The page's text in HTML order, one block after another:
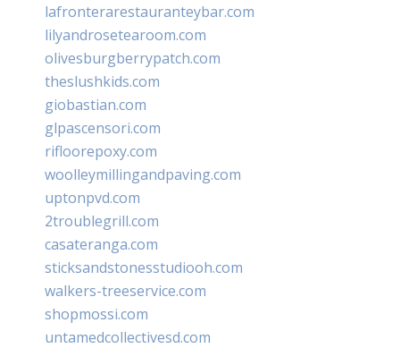
lafronterarestauranteybar.com
lilyandrosetearoom.com
olivesburgberrypatch.com
theslushkids.com
giobastian.com
glpascensori.com
rifloorepoxy.com
woolleymillingandpaving.com
uptonpvd.com
2troublegrill.com
casateranga.com
sticksandstonesstudiooh.com
walkers-treeservice.com
shopmossi.com
untamedcollectivesd.com